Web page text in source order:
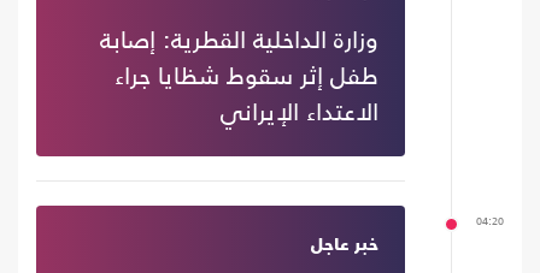
وزارة الداخلية القطرية: إصابة
طفل إثر سقوط شظايا جراء
الاعتداء الإيراني
04:20
خبر عاجل